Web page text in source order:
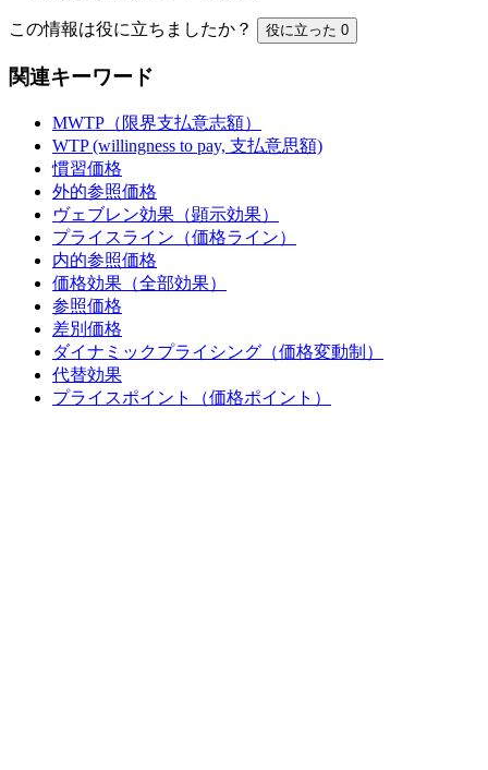
この情報は役に立ちましたか？ 役に立った 0
関連キーワード
MWTP（限界支払意志額）
WTP (willingness to pay, 支払意思額)
慣習価格
外的参照価格
ヴェブレン効果（顕示効果）
プライスライン（価格ライン）
内的参照価格
価格効果（全部効果）
参照価格
差別価格
ダイナミックプライシング（価格変動制）
代替効果
プライスポイント（価格ポイント）